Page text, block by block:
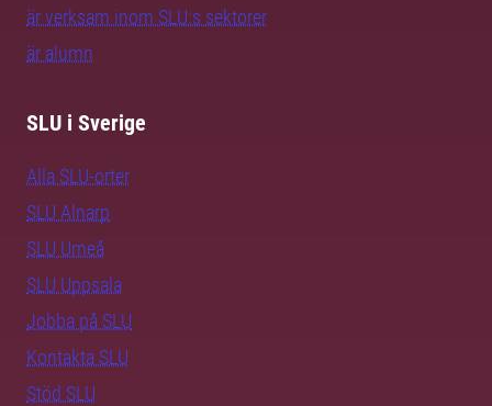
är verksam inom SLU:s sektorer
är alumn
SLU i Sverige
Alla SLU-orter
SLU Alnarp
SLU Umeå
SLU Uppsala
Jobba på SLU
Kontakta SLU
Stöd SLU